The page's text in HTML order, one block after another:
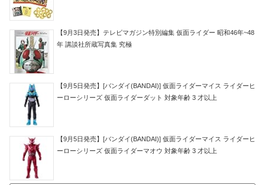
【9月3日発売】テレビマガジン特別編集 仮面ライダー 昭和46年~48
年 講談社所蔵写真集 究極
【9月5日発売】[バンダイ(BANDAI)] 仮面ライダーマイス ライダーヒ
ーローシリーズ 仮面ライダーダット 対象年齢 3 才以上
【9月5日発売】[バンダイ(BANDAI)] 仮面ライダーマイス ライダーヒ
ーローシリーズ 仮面ライダーマオウ 対象年齢 3 才以上